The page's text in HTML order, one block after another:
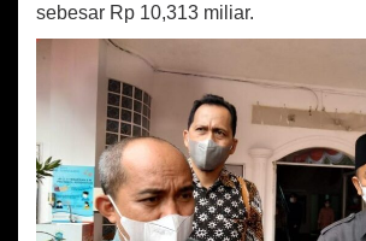
sebesar Rp 10,313 miliar.